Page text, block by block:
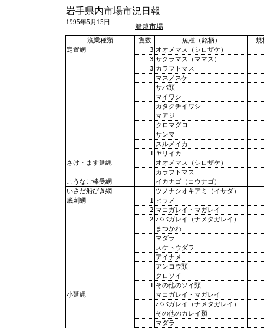
岩手県内市場市況日報
1995年5月15日
船越市場
漁業種類 隻数 魚種（銘柄）
規
定置網
3 オオメマス（シロザケ）
3 サクラマス（ママス）
3 カラフトマス
マスノスケ
サバ類
マイワシ
カタクチイワシ
マアジ
クロマグロ
サンマ
スルメイカ
1 ヤリイカ
さけ・ます延縄
オオメマス（シロザケ）
カラフトマス
こうなご棒受網 イカナゴ（コウナゴ）
いさだ船びき網 ツノナシオキアミ（イサダ）
底刺網 1 ヒラメ
2 マコガレイ・マガレイ
2 ババガレイ（ナメタガレイ）
まつかわ
マダラ
スケトウダラ
アイナメ
アンコウ類
クロソイ
1 その他のソイ類
小延縄
マコガレイ・マガレイ
ババガレイ（ナメタガレイ）
その他のカレイ類
マダラ